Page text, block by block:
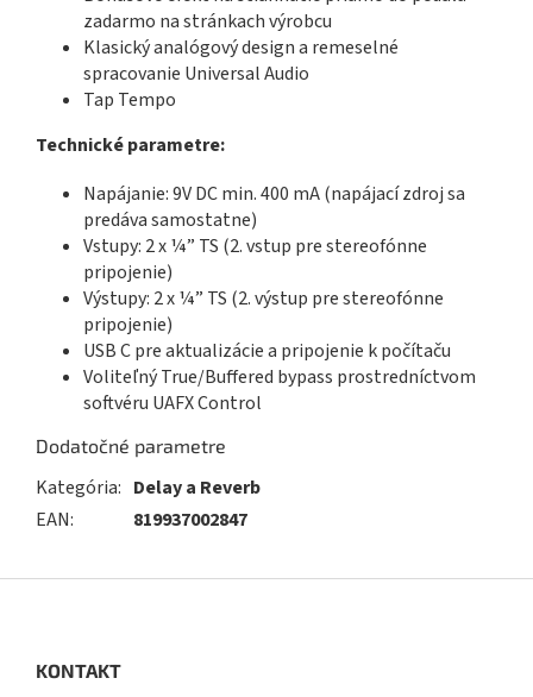
zadarmo na stránkach výrobcu
Klasický analógový design a remeselné
spracovanie Universal Audio
Tap Tempo
Technické parametre:
Napájanie: 9V DC min. 400 mA (napájací zdroj sa
predáva samostatne)
Vstupy: 2 x ¼” TS (2. vstup pre stereofónne
pripojenie)
Výstupy: 2 x ¼” TS (2. výstup pre stereofónne
pripojenie)
USB C pre aktualizácie a pripojenie k počítaču
Voliteľný True/Buffered bypass prostredníctvom
softvéru UAFX Control
Dodatočné parametre
Kategória: Delay a Reverb
EAN: 819937002847
KONTAKT